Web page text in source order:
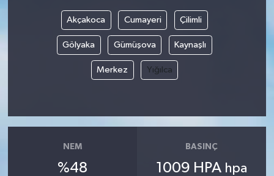
Akçakoca Cumayeri Çilimli
Gölyaka Gümüşova Kaynaşlı
Merkez Yığılca
NEM
%48
BASINÇ
1009 HPA hpa